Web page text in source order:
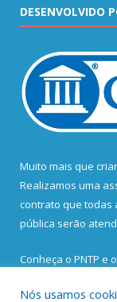
DESENVOLVIDO
Muito mais que
Realizamos uma
contrato que todas
pública serão
Conheça o PNTP e o
Nós usamos